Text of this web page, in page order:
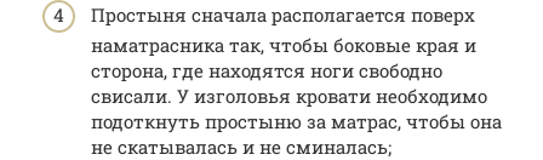
Простыня сначала располагается поверх
наматрасника так, чтобы боковые края и
сторона, где находятся ноги свободно
свисали. У изголовья кровати необходимо
подоткнуть простыню за матрас, чтобы она
не скатывалась и не сминалась;